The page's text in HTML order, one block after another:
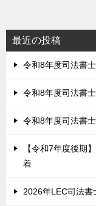
最近の投稿
令和8年度司法書
令和8年度司法書
令和8年度司法書
【令和7年度後期
着
2026年LEC司法書